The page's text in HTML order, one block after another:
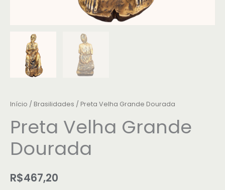
Início / Brasilidades / Preta Velha Grande Dourada
Preta Velha Grande
Dourada
R$467,20